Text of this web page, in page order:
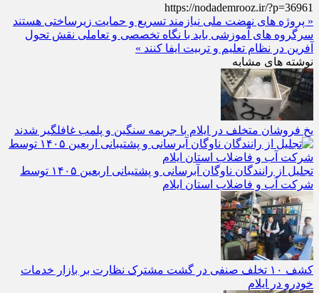
https://nodademrooz.ir/?p=36961
« پروژه‌ های نهضت ملی نیازمند تسریع و حمایت زیرساختی هستند
سرگروه‌ های آموزشی باید با نگاه تخصصی و تعاملی نقش تحول‌
آفرین در نظام تعلیم و تربیت ایفا کنند »
نوشته های مشابه
یخ‌ فروشان متخلف در ایلام با جریمه سنگین و پلمب غافلگیر شدند
تجلیل از رانندگان ناوگان آبرسانی و پشتیبانی اربعین ۱۴۰۵ توسط
شرکت آب و فاضلاب استان ایلام
کشف ۱۰ تخلف صنفی در گشت مشترک نظارت بر بازار خدمات
خودرو در ایلام